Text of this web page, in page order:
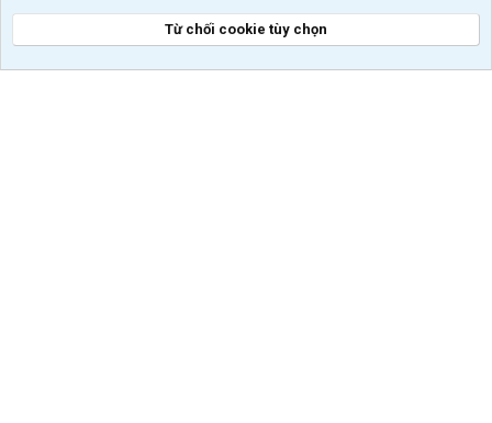
Từ chối cookie tùy chọn